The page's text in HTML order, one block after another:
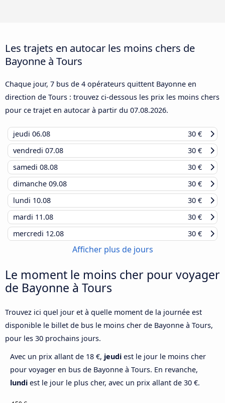
Les trajets en autocar les moins chers de
Bayonne à Tours
Chaque jour, 7 bus de 4 opérateurs quittent Bayonne en
direction de Tours : trouvez ci-dessous les prix les moins chers
pour ce trajet en autocar à partir du 07.08.2026.
jeudi 06.08
30 €
vendredi 07.08
30 €
samedi 08.08
30 €
dimanche 09.08
30 €
lundi 10.08
30 €
mardi 11.08
30 €
mercredi 12.08 30 €
Afficher plus de jours
Le moment le moins cher pour voyager
de Bayonne à Tours
Trouvez ici quel jour et à quelle moment de la journée est
disponible le billet de bus le moins cher de Bayonne à Tours,
pour les 30 prochains jours.
Avec un prix allant de 18 €, jeudi est le jour le moins cher
pour voyager en bus de Bayonne à Tours. En revanche,
lundi est le jour le plus cher, avec un prix allant de 30 €.